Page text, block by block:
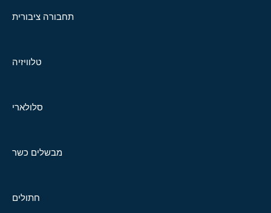
תחבורה ציבורית
טלוויזיה
סלולארי
מבשלים כשר
חתולים